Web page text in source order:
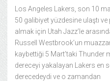
Los Angeles Lakers, son 10
50 galibiyet yüzdesine ulaştı
almak için Utah Jazz’le
Russell Westbrook’un
kaybettiği 5 Mart’taki Thunder
dereceyi yakalayan Lakers en
derecedeydi ve o zamandan